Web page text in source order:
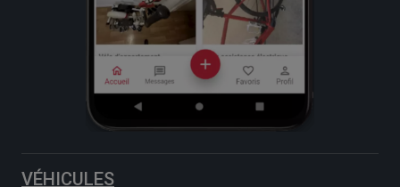
VÉHICULES